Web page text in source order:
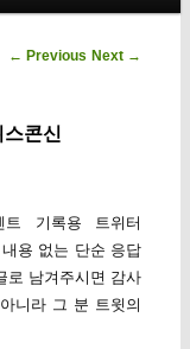
Post navigation
← Previous Next →
콘신
기록용 트위터
용 없는 단순 응답
로 남겨주시면 감사
니라 그 분 트윗의